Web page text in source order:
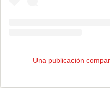
Una publicación